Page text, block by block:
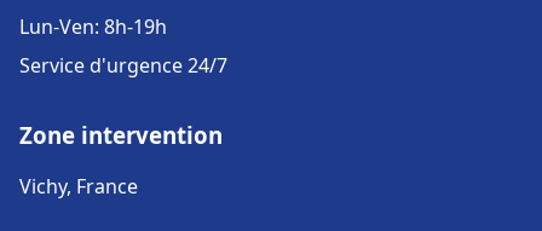
Lun-Ven: 8h-19h
Service d'urgence 24/7
Zone intervention
Vichy, France